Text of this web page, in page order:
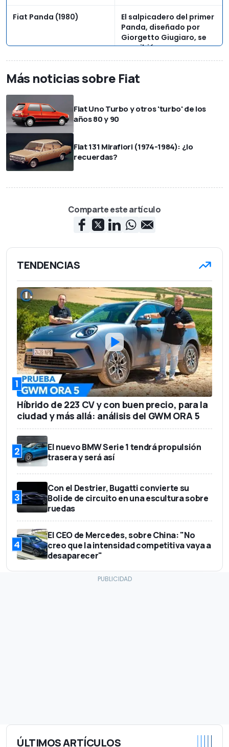
Fiat Panda (1980)
El salpicadero del primer
Panda, diseñado por
Giorgetto Giugiaro, se
concibió como un
'bolsillo' continuo donde
objeto.
Fiat Multipla (1998)
controvertido diseño, se
ejemplo de innovación
automovilística (MoMA,
Más noticias sobre Fiat
Fiat Uno Turbo y otros 'turbo' de los
años 80 y 90
Fiat 131 Mirafiori (1974-1984): ¿lo
recuerdas?
Comparte este artículo
TENDENCIAS
1
Híbrido de 223 CV y con buen precio, para la
ciudad y más allá: análisis del GWM ORA 5
2
El nuevo BMW Serie 1 tendrá propulsión
trasera y será así
3
Con el Destrier, Bugatti convierte su
Bolide de circuito en una escultura sobre
ruedas
4
El CEO de Mercedes, sobre China: "No
creo que la intensidad competitiva vaya a
desaparecer"
ÚLTIMOS ARTÍCULOS